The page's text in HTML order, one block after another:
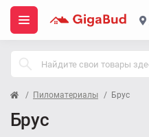
Пиломатериалы Брус
Брус